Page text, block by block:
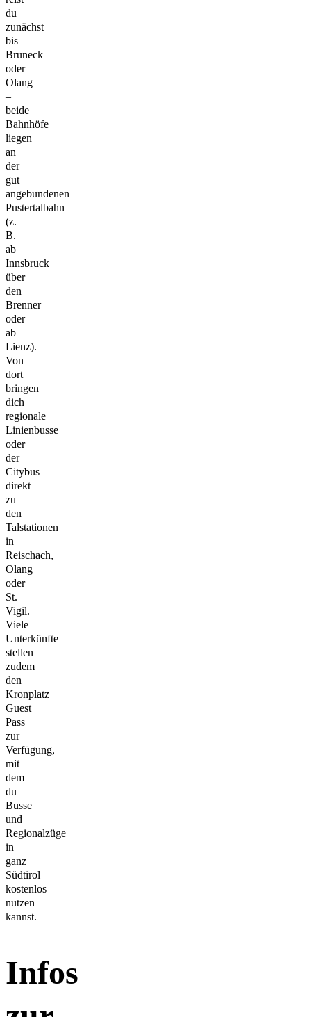
du
zunächst
bis
Bruneck
oder
Olang
–
beide
Bahnhöfe
liegen
an
der
gut
angebundenen
Pustertalbahn
(z.
B.
ab
Innsbruck
über
den
Brenner
oder
ab
Lienz).
Von
dort
bringen
dich
regionale
Linienbusse
oder
der
Citybus
direkt
zu
den
Talstationen
in
Reischach,
Olang
oder
St.
Vigil.
Viele
Unterkünfte
stellen
zudem
den
Kronplatz
Guest
Pass
zur
Verfügung,
mit
dem
du
Busse
und
Regionalzüge
in
ganz
Südtirol
kostenlos
nutzen
kannst.
Infos